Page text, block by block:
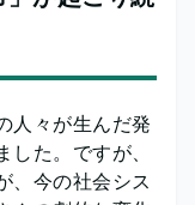
人々が生んだ発
た。ですが、
、今の社会シス